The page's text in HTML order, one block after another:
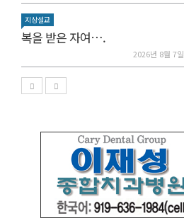
지상설교
복을 받은 자여….
2026년 8월 7일